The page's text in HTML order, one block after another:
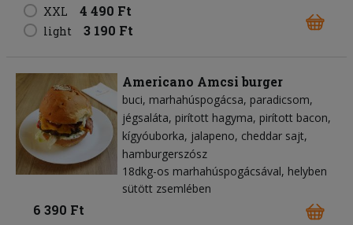
XXL
4 490 Ft
light 3 190 Ft
Americano Amcsi burger
buci marhahúspogácsa paradicsom
jégsaláta pirított hagyma pirított bacon
kígyóuborka jalapeno cheddar sajt
hamburgerszósz
18dkg-os marhahúspogácsával, helyben
sütött zsemlében
6 390 Ft